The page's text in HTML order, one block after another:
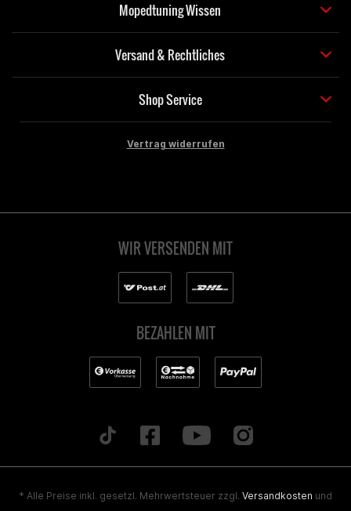
Mopedtuning Wissen
Versand & Rechtliches
Shop Service
Vertrag widerrufen
WIR VERSENDEN MIT
BEZAHLEN MIT
* Alle Preise inkl. gesetzl. Mehrwertsteuer zzgl. Versandkosten und